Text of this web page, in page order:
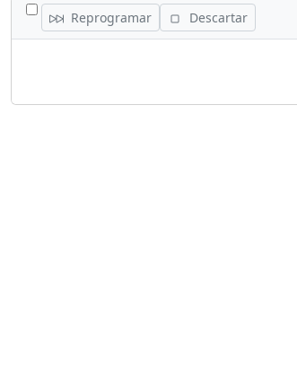
CONMUTAR TODAS LAS TAREAS
Reprogramar Descartar